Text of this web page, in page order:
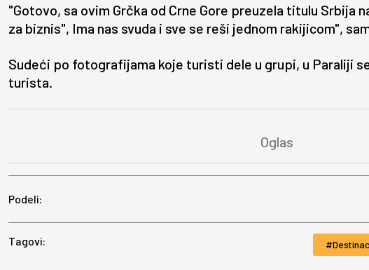
"Gotovo, sa ovim Grčka od Crne Gore preuzela titulu Srbija
za biznis", Ima nas svuda i sve se reši jednom rakijicom",
Sudeći po fotografijama koje turisti dele u grupi, u Paraliji
turista.
Podeli:
Tagovi: